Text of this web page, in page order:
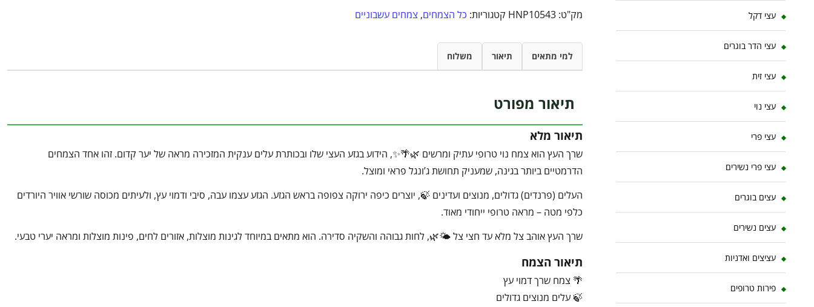
מק"ט: HNP10543 קטגוריות: כל הצמחים, צמחים עשבוניים
למי מתאים תיאור משלוח
תיאור מפורט
תיאור מלא
שרך העץ הוא צמח נוי טרופי עתיק ומרשים 🌿🌴✨, הידוע בגזע העצי שלו ובכותרת עלים ענקית המזכירה מראה של יער קדום. זהו אחד הצמחים
הדרמטיים ביותר בגינה, שמעניק תחושת ג’ונגל פראי ומוצל.
העלים (פרנדים) גדולים, מנוצים ועדינים 🍃, יוצרים כיפה ירוקה צפופה בראש הגזע. הגזע עצמו עבה, סיבי ודמוי עץ, ולעיתים מכוסה שורשי אוויר היורדים
כלפי מטה – מראה טרופי ייחודי מאוד.
שרך העץ אוהב צל מלא עד חצי צל 🌤️🌿, לחות גבוהה והשקיה סדירה. הוא מתאים במיוחד לגינות מוצלות, אזורים לחים, פינות מוצלות ומראה יערי טבעי.
תיאור הצמח
🌴 צמח שרך דמוי עץ
🍃 עלים מנוצים גדולים
עצי דקל
עצי הדר בוגרים
עצי זית
עצי נוי
עצי פרי
עצי פרי נשירים
עצים בוגרים
עצים נשירים
עציצים ואדניות
פירות טרופים